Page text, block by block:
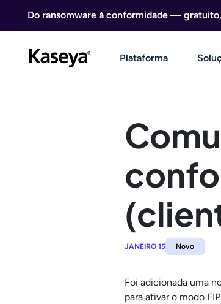
Do ransomware à conformidade —
Plataforma
JANEIRO 15 Novo
Foi adicionada uma
para ativar o modo